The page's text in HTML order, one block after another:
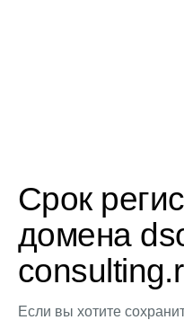
Срок
домена
Если вы хотите